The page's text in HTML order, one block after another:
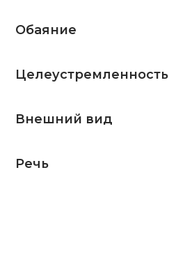
Обаяние
Целеустремленность
Внешний вид
Речь